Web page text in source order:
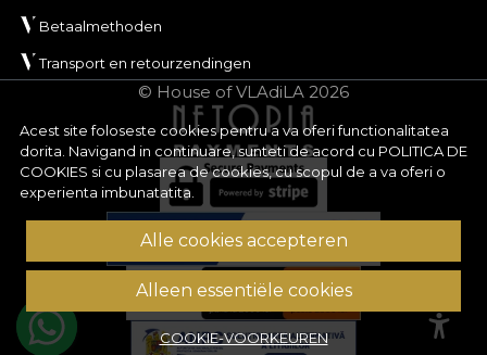
Acest site foloseste cookies pentru a va oferi functionalitatea
dorita. Navigand in continuare, sunteti de acord cu POLITICA DE
COOKIES si cu plasarea de cookies, cu scopul de a va oferi o
experienta imbunatatita.
Alle cookies accepteren
Alleen essentiële cookies
COOKIE-VOORKEUREN
Betaalmethoden
Transport en retourzendingen
© House of VLAdiLA 2026